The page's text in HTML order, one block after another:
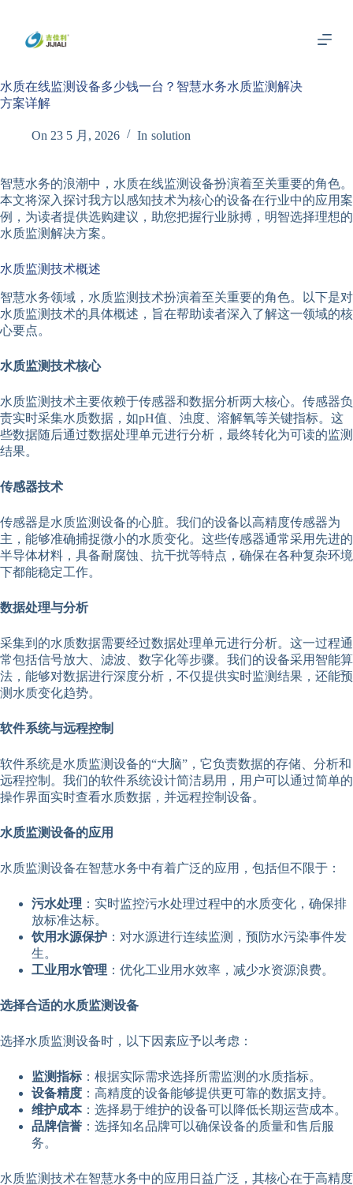
内
水质在线监测设备多少钱一台？智慧水务水质监测解决
方案详解
On 23 5 月, 2026 In solution
智慧水务的浪潮中，水质在线监测设备扮演着至关重要的角色。
本文将深入探讨我方以感知技术为核心的设备在行业中的应用案
例，为读者提供选购建议，助您把握行业脉搏，明智选择理想的
水质监测解决方案。
水质监测技术概述
智慧水务领域，水质监测技术扮演着至关重要的角色。以下是对
水质监测技术的具体概述，旨在帮助读者深入了解这一领域的核
心要点。
水质监测技术核心
水质监测技术主要依赖于传感器和数据分析两大核心。传感器负
责实时采集水质数据，如pH值、浊度、溶解氧等关键指标。这
些数据随后通过数据处理单元进行分析，最终转化为可读的监测
结果。
传感器技术
传感器是水质监测设备的心脏。我们的设备以高精度传感器为
主，能够准确捕捉微小的水质变化。这些传感器通常采用先进的
半导体材料，具备耐腐蚀、抗干扰等特点，确保在各种复杂环境
下都能稳定工作。
数据处理与分析
采集到的水质数据需要经过数据处理单元进行分析。这一过程通
常包括信号放大、滤波、数字化等步骤。我们的设备采用智能算
法，能够对数据进行深度分析，不仅提供实时监测结果，还能预
测水质变化趋势。
软件系统与远程控制
软件系统是水质监测设备的“大脑”，它负责数据的存储、分析和
远程控制。我们的软件系统设计简洁易用，用户可以通过简单的
操作界面实时查看水质数据，并远程控制设备。
水质监测设备的应用
水质监测设备在智慧水务中有着广泛的应用，包括但不限于：
污水处理 ：实时监控污水处理过程中的水质变化，确保排
放标准达标。
饮用水源保护 ：对水源进行连续监测，预防水污染事件发
生。
工业用水管理 ：优化工业用水效率，减少水资源浪费。
选择合适的水质监测设备
选择水质监测设备时，以下因素应予以考虑：
监测指标 ：根据实际需求选择所需监测的水质指标。
设备精度 ：高精度的设备能够提供更可靠的数据支持。
维护成本：选择易于维护的设备可以降低长期运营成本。
品牌信誉 ：选择知名品牌可以确保设备的质量和售后服
务。
水质监测技术在智慧水务中的应用日益广泛，其核心在于高精度